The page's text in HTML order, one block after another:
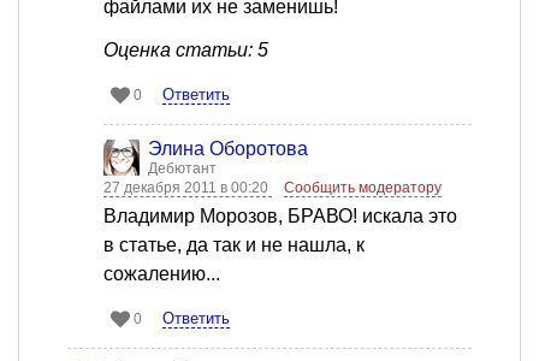
файлами их не заменишь!
Оценка статьи: 5
0 Ответить
Элина Оборотова
Дебютант
27 декабря 2011 в 00:20
Сообщить модератору
Владимир Морозов, БРАВО! искала это
в статье, да так и не нашла, к
сожалению...
0 Ответить